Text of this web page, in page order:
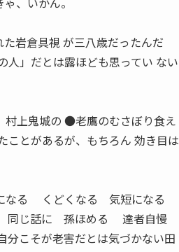
岩倉具視 が三八歳だったんだ
」だとは露ほども思ってい ない
村上鬼城の ●老鷹のむさぼり食え
とがあるが、もちろん 効き目は
なる くどくなる 気短になる
同じ話に 孫ほめる 達者自慢
こそが老害だとは気づかない田